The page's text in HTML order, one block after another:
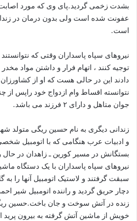
بشدت زخمی گردید.پای وی که مورد اصابت
عفونت شده است ولی بدون درمان در
است.
نیروهای سپاه پاسداران وقتی که
توجیه کنند ، اتهام فرار و داشتن مواد
دادند این در حالی هست که او از
نتوانسته اقساط وام ازدواج خود راپس از
جوان متاهل و دارای ۲ فرزند می باشد.
و ادبیات عرب هنگامی که با اتومبیل
بستگانش در مسیر کورین ـ زاهدان در حال
نیروهای سپاه پاسداران با یک دستگاه
سبقت گرفتند و لاستیک اتومبیل آنها را به
زنده در آتش سوخت و جان باخت.حسین
خویش از ماشین آتش گرفته به بیرون پرید